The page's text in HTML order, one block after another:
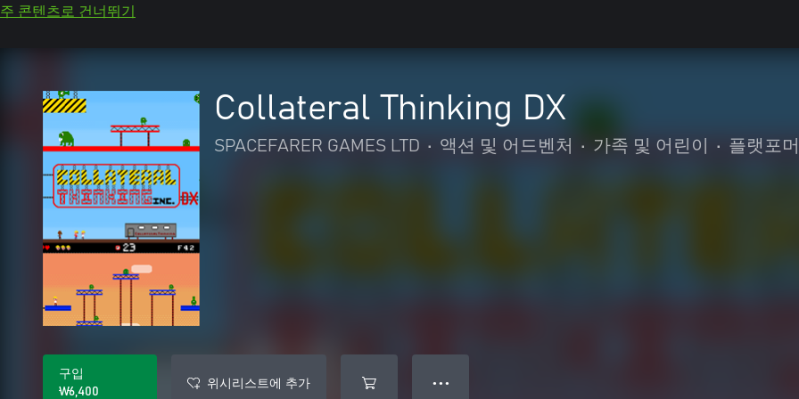
주 콘텐츠로 건너뛰기
Collateral Thinking DX
SPACEFARER GAMES LTD • 액션 및 어드벤처 • 가족 및 어린이 • 플랫포머
구입
₩6,400
위시리스트에 추가 ● ● ●